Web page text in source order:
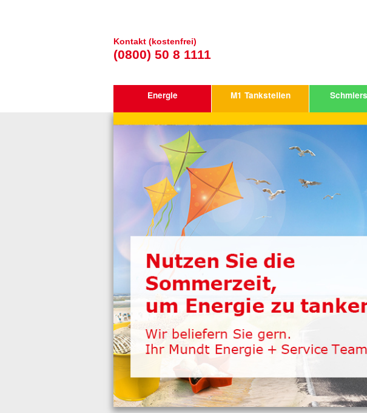
Kontakt (kostenfrei)
(0800) 50 8 1111
Energie M1 Tankstellen